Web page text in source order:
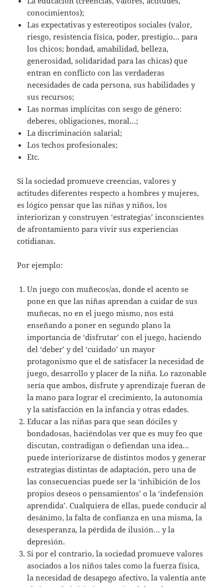
conocimientos);
Las expectativas y estereotipos sociales (valor,
riesgo, resistencia física, poder, prestigio… para
los chicos; bondad, amabilidad, belleza,
generosidad, solidaridad para las chicas) que
entran en conflicto con las verdaderas
necesidades de cada persona, sus habilidades y
sus recursos;
Las normas implícitas con sesgo de género:
deberes, obligaciones, moral…;
La discriminación salarial;
Los techos profesionales;
Etc.
Si la sociedad promueve creencias, valores y
actitudes diferentes respecto a hombres y mujeres,
es lógico pensar que las niñas y niños, los
interiorizan y construyen ‘estrategias’ inconscientes
de afrontamiento para vivir sus experiencias
cotidianas.
Por ejemplo:
Un juego con muñecos/as, donde el acento se
pone en que las niñas aprendan a cuidar de sus
muñecas, no en el juego mismo, nos está
enseñando a poner en segundo plano la
importancia de ‘disfrutar’ con el juego, haciendo
del ‘deber’ y del ‘cuidado’ un mayor
protagonismo que el de satisfacer la necesidad de
juego, desarrollo y placer de la niña. Lo razonable
sería que ambos, disfrute y aprendizaje fueran de
la mano para lograr el crecimiento, la autonomía
y la satisfacción en la infancia y otras edades.
Educar a las niñas para que sean dóciles y
bondadosas, haciéndolas ver que es muy feo que
discutan, contradigan o defiendan una idea…
puede interiorizarse de distintos modos y generar
estrategias distintas de adaptación, pero una de
las consecuencias puede ser la ‘inhibición de los
propios deseos o pensamientos’ o la ‘indefensión
aprendida’. Cualquiera de ellas, puede conducir al
desánimo, la falta de confianza en una misma, la
desesperanza, la pérdida de ilusión… y la
depresión.
Si por el contrario, la sociedad promueve valores
asociados a los niños tales como la fuerza física,
la necesidad de desapego afectivo, la valentía ante